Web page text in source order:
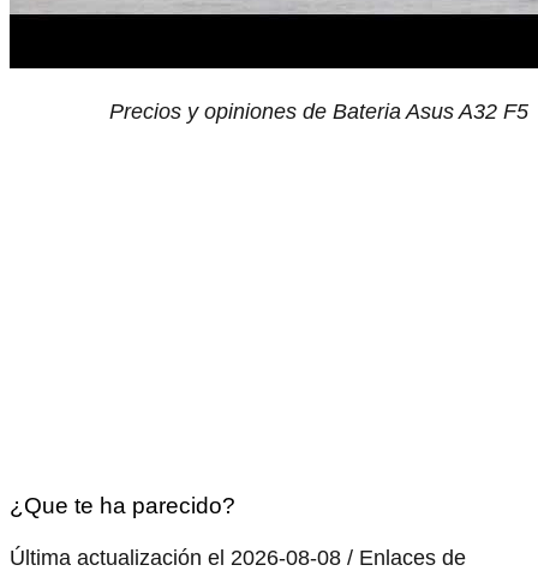
Precios y opiniones de Bateria Asus A32 F5
¿Que te ha parecido?
Última actualización el 2026-08-08 / Enlaces de